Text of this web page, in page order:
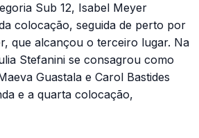
Sub 12, Isabel Meyer
colocação, seguida de perto por
que alcançou o terceiro lugar. Na
Stefanini se consagrou como
Guastala e Carol Bastides
e a quarta colocação,